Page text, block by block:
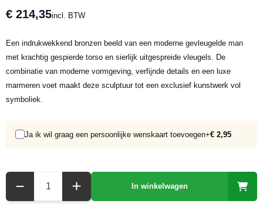
€ 214,35incl. BTW
Een indrukwekkend bronzen beeld van een moderne gevleugelde man
met krachtig gespierde torso en sierlijk uitgespreide vleugels. De
combinatie van moderne vormgeving, verfijnde details en een luxe
marmeren voet maakt deze sculptuur tot een exclusief kunstwerk vol
symboliek.
Ja ik wil graag een persoonlijke wenskaart toevoegen+€ 2,95
In winkelwagen